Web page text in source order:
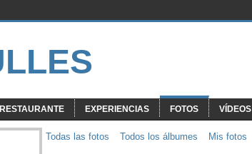
RESTAURANTE EXPERIENCIAS FOTOS VÍDEOS
Todas las fotos Todos los álbumes Mis fotos